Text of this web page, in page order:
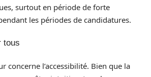
surtout en période de forte
les périodes de candidatures.
tous
concerne l’accessibilité. Bien que la